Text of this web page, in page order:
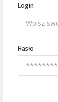
Login
Hasło